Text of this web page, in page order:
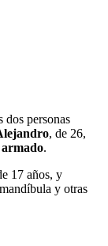
dos personas
, de 26,
.
17 años, y
y otras